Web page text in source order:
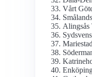
Vårt
Alingsås